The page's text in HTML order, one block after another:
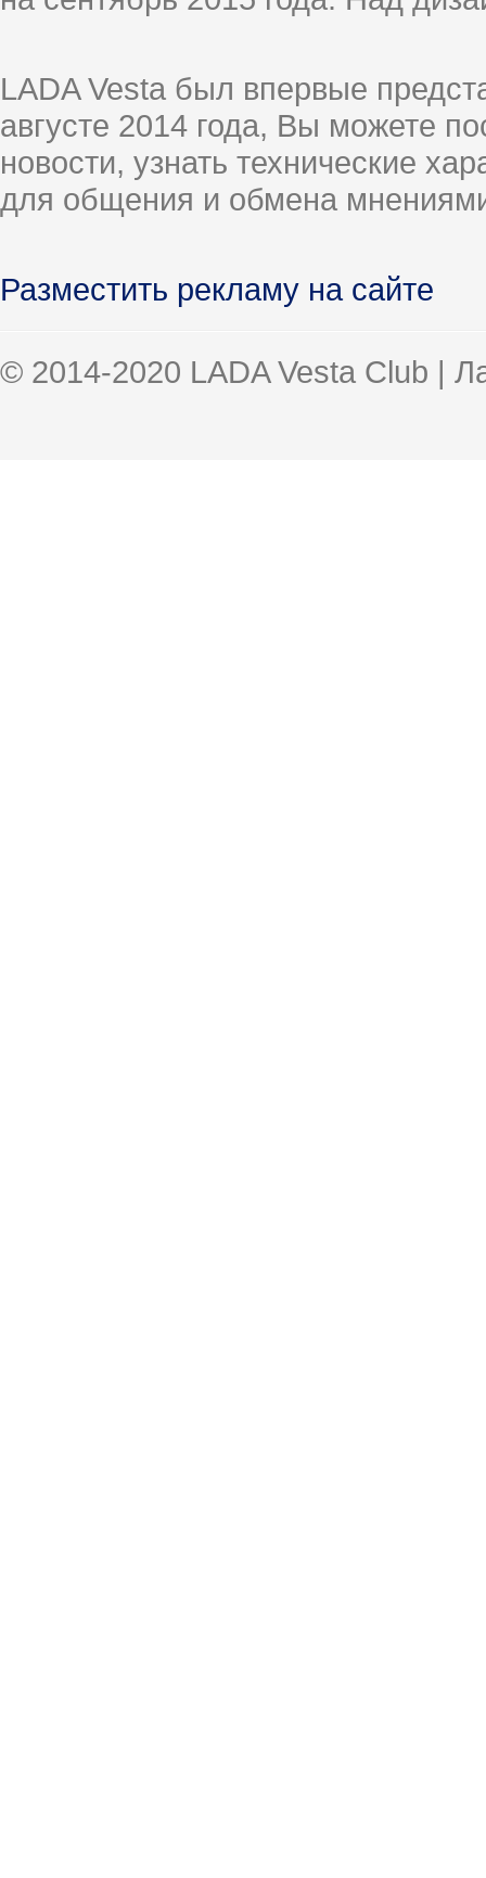
LADA Vesta был впервые
августе 2014 года, Вы можете
новости, узнать технические
для общения и обмена
Разместить рекламу на сайте
© 2014-2020 LADA Vesta Club |